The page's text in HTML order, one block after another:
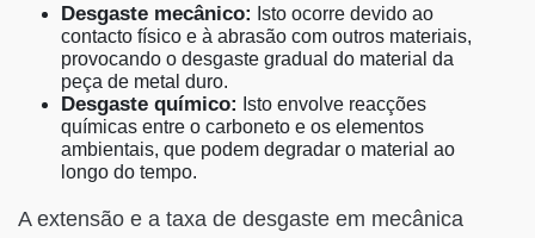
Desgaste mecânico: Isto ocorre devido ao
contacto físico e à abrasão com outros materiais,
provocando o desgaste gradual do material da
peça de metal duro.
Desgaste químico: Isto envolve reacções
químicas entre o carboneto e os elementos
ambientais, que podem degradar o material ao
longo do tempo.
A extensão e a taxa de desgaste em mecânica